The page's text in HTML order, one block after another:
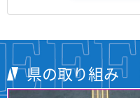
県の取り組み